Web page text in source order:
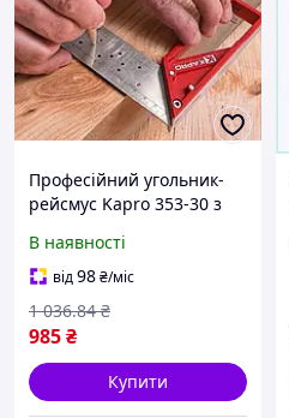
Професійний угольник-
рейсмус Kapro 353-30 з
отворами для розмітки
В наявності
від98₴/міс
985₴
1 036.84 ₴
Купити